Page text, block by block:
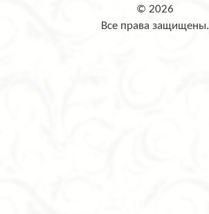
© 2026
Все права защищены.